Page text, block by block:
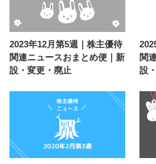
2023年12月第5週｜株主優待
関連ニュースおまとめ便｜新
設・変更・廃止
関
設